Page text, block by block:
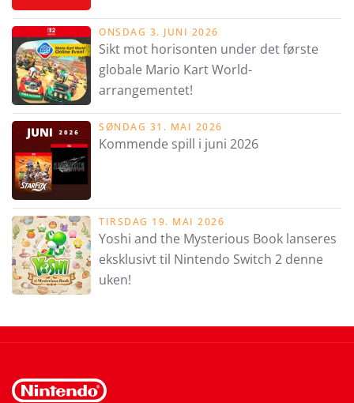
ONSDAG 3. JUNI 2026
Sikt mot horisonten under det første
globale Mario Kart World-
arrangementet!
SØNDAG 31. MAI 2026
Kommende spill i juni 2026
TIRSDAG 19. MAI 2026
Yoshi and the Mysterious Book lanseres
eksklusivt til Nintendo Switch 2 denne
uken!